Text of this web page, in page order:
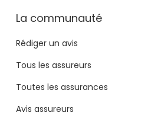
La communauté
Rédiger un avis
Tous les assureurs
Toutes les assurances
Avis assureurs